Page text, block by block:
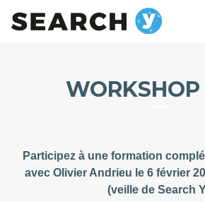
WORKSHOP
Participez à une formation
avec Olivier Andrieu le 6 février
(veille de Search